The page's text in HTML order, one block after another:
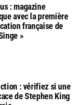
: magazine
avec la première
française de
»
: vérifiez si une
de Stephen King